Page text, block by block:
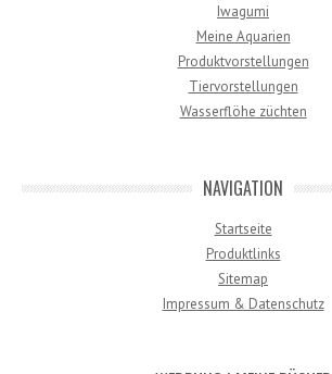
Iwagumi
Meine Aquarien
Produktvorstellungen
Tiervorstellungen
Wasserflöhe züchten
NAVIGATION
Startseite
Produktlinks
Sitemap
Impressum & Datenschutz